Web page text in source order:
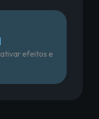
efeitos e